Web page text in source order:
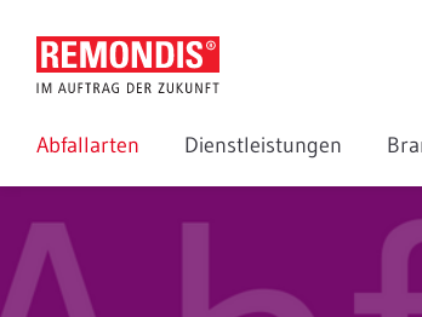
Abfallarten Dienstleistungen